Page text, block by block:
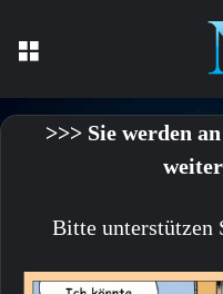
>>> Sie werden
Bitte unterstützen